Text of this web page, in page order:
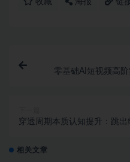
收藏 海报 链接
零基础AI短视频高
穿透周期本质认知提升：跳出
相关文章